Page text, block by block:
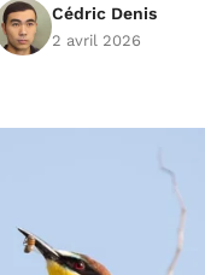
Cédric Denis
2 avril 2026